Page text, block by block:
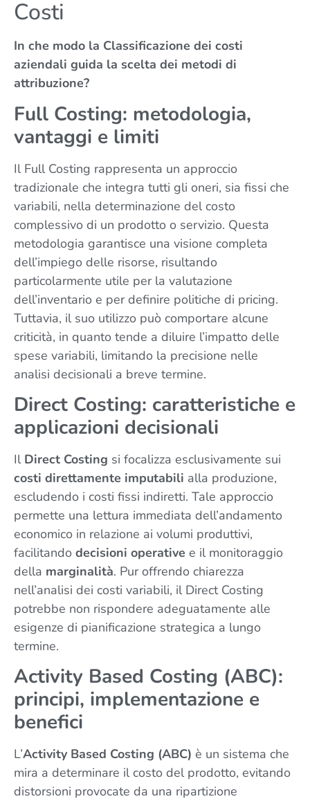
Costi
In che modo la Classificazione dei costi
aziendali guida la scelta dei metodi di
attribuzione?
Full Costing: metodologia,
vantaggi e limiti
Il Full Costing rappresenta un approccio
tradizionale che integra tutti gli oneri, sia fissi che
variabili, nella determinazione del costo
complessivo di un prodotto o servizio. Questa
metodologia garantisce una visione completa
dell’impiego delle risorse, risultando
particolarmente utile per la valutazione
dell’inventario e per definire politiche di pricing.
Tuttavia, il suo utilizzo può comportare alcune
criticità, in quanto tende a diluire l’impatto delle
spese variabili, limitando la precisione nelle
analisi decisionali a breve termine.
Direct Costing: caratteristiche e
applicazioni decisionali
Il Direct Costing si focalizza esclusivamente sui
costi direttamente imputabili alla produzione,
escludendo i costi fissi indiretti. Tale approccio
permette una lettura immediata dell’andamento
economico in relazione ai volumi produttivi,
facilitando decisioni operative e il monitoraggio
della marginalità. Pur offrendo chiarezza
nell’analisi dei costi variabili, il Direct Costing
potrebbe non rispondere adeguatamente alle
esigenze di pianificazione strategica a lungo
termine.
Activity Based Costing (ABC):
principi, implementazione e
benefici
L’Activity Based Costing (ABC) è un sistema che
mira a determinare il costo del prodotto, evitando
distorsioni provocate da una ripartizione